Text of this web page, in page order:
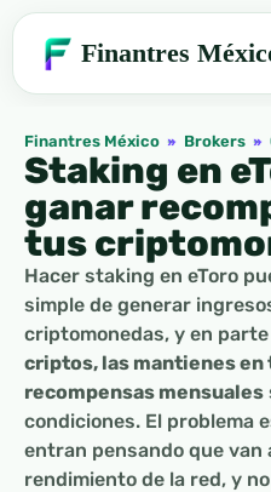
Finantres
Finantres México » Brokers »
Staking en
ganar
tus
Hacer staking en eToro
simple de generar
criptomonedas, y en parte
criptos, las mantienes en
recompensas mensuales
condiciones. El problema
entran pensando que van
rendimiento de la red, y